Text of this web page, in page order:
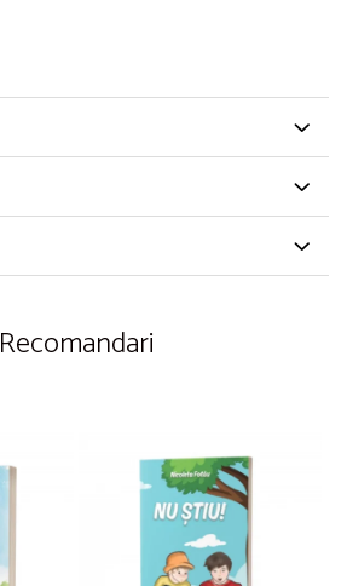
Recomandari